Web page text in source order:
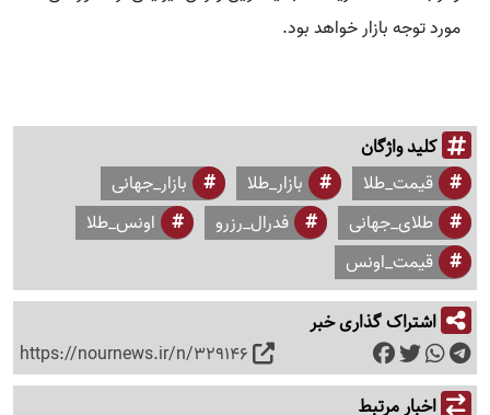
مورد توجه بازار خواهد بود.
کلید واژگان
قیمت_طلا بازار_طلا
بازار_جهانی
طلای_جهانی
فدرال_رزرو
اونس_طلا
قیمت_اونس
اشتراک گذاری خبر
https://nournews.ir/n/329146
اخبار مرتبط